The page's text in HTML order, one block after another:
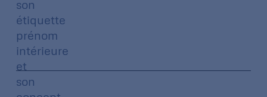
son
étiquette
prénom
intérieure
et
son